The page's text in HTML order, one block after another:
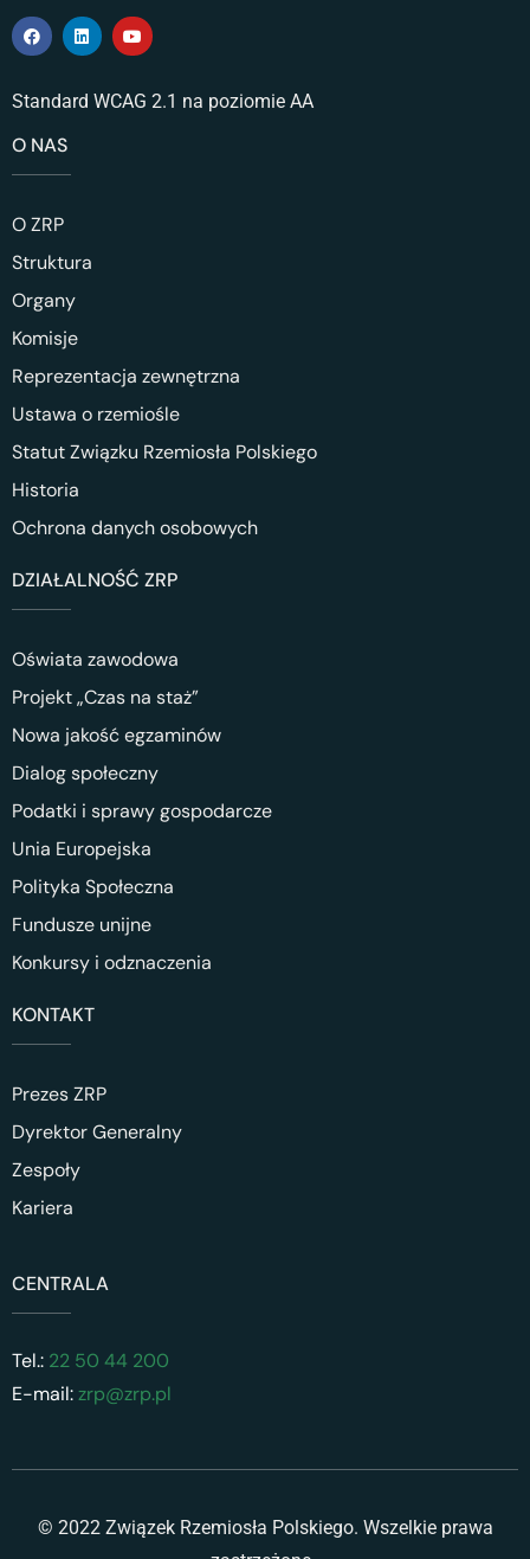
Standard WCAG 2.1 na poziomie AA
O NAS
O ZRP
Struktura
Organy
Komisje
Reprezentacja zewnętrzna
Ustawa o rzemiośle
Statut Związku Rzemiosła Polskiego
Historia
Ochrona danych osobowych
DZIAŁALNOŚĆ ZRP
Oświata zawodowa
Projekt „Czas na staż”
Nowa jakość egzaminów
Dialog społeczny
Podatki i sprawy gospodarcze
Unia Europejska
Polityka Społeczna
Fundusze unijne
Konkursy i odznaczenia
KONTAKT
Prezes ZRP
Dyrektor Generalny
Zespoły
Kariera
CENTRALA
Tel.: 22 50 44 200
E-mail:zrp@zrp.pl
© 2022 Związek Rzemiosła Polskiego. Wszelkie prawa